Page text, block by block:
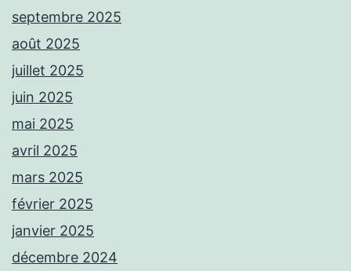
septembre 2025
août 2025
juillet 2025
juin 2025
mai 2025
avril 2025
mars 2025
février 2025
janvier 2025
décembre 2024